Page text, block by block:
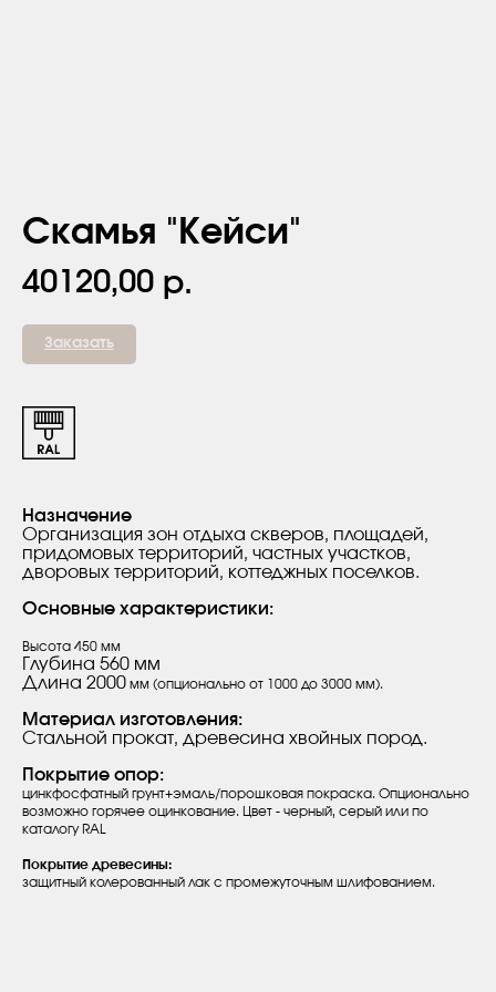
Скамья "Кейси"
40120,00 р.
Заказать
Назначение
Организация зон отдыха скверов, площадей,
придомовых территорий, частных участков,
дворовых территорий, коттеджных поселков.
Основные характеристики:
Высота 450 мм
Глубина 560 мм
Длина 2000 мм (опционально от 1000 до 3000 мм).
Материал изготовления:
Стальной прокат, древесина хвойных пород.
Покрытие опор:
цинкфосфатный грунт+эмаль/порошковая покраска. Опционально
возможно горячее оцинкование. Цвет - черный, серый или по
каталогу RAL
Покрытие древесины:
защитный колерованный лак с промежуточным шлифованием.